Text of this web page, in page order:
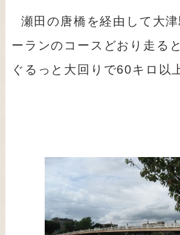
瀬田の唐橋を経由して大
ーランのコースどおり走る
ぐるっと大回りで60キロ以